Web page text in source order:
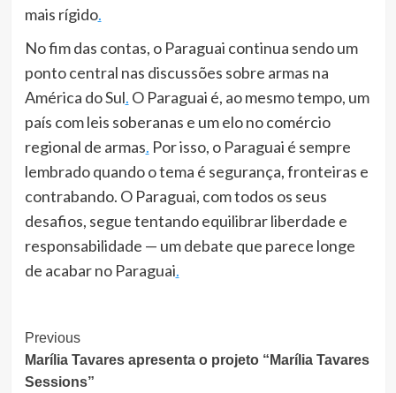
mais rígido.
No fim das contas, o Paraguai continua sendo um
ponto central nas discussões sobre armas na
América do Sul. O Paraguai é, ao mesmo tempo, um
país com leis soberanas e um elo no comércio
regional de armas. Por isso, o Paraguai é sempre
lembrado quando o tema é segurança, fronteiras e
contrabando. O Paraguai, com todos os seus
desafios, segue tentando equilibrar liberdade e
responsabilidade — um debate que parece longe
de acabar no Paraguai.
Post
Navigation
Previous
Marília Tavares apresenta o projeto “Marília Tavares
Sessions”